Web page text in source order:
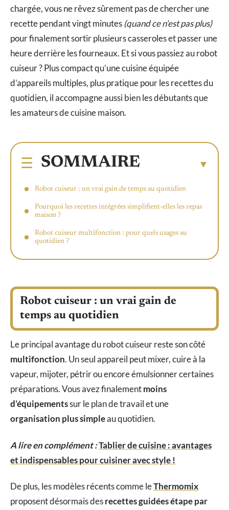
chargée, vous ne rêvez sûrement pas de chercher une
recette pendant vingt minutes (quand ce n’est pas plus)
pour finalement sortir plusieurs casseroles et passer une
heure derrière les fourneaux. Et si vous passiez au robot
cuiseur ? Plus compact qu’une cuisine équipée
d’appareils multiples, plus pratique pour les recettes du
quotidien, il accompagne aussi bien les débutants que
les amateurs de cuisine maison.
SOMMAIRE
Robot cuiseur : un vrai gain de temps au quotidien
Pourquoi les recettes intégrées simplifient-elles les repas
maison ?
Robot cuiseur multifonction : pour quels usages au
quotidien ?
Robot cuiseur : un vrai gain de
temps au quotidien
Le principal avantage du robot cuiseur reste son côté
multifonction. Un seul appareil peut mixer, cuire à la
vapeur, mijoter, pétrir ou encore émulsionner certaines
préparations. Vous avez finalementmoins
d’équipementssur le plan de travail et une
organisation plus simpleau quotidien.
A lire en complément :Tablier de cuisine : avantages
et indispensables pour cuisiner avec style !
De plus, les modèles récents comme leThermomix
proposent désormais desrecettes guidées étape par